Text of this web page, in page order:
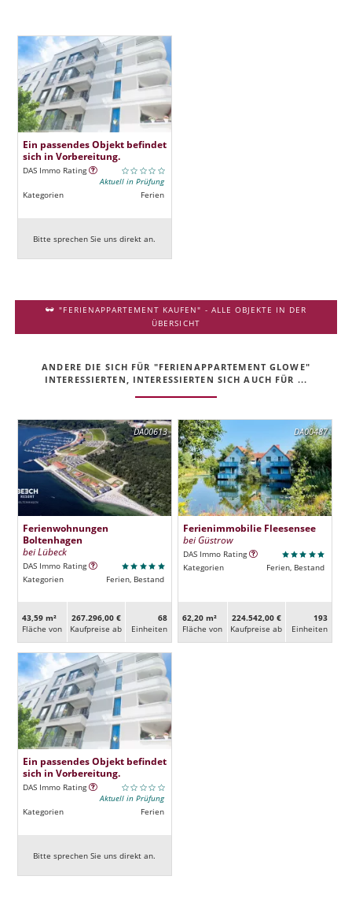
Ein passendes Objekt befindet
sich in Vorbereitung.
DAS Immo Rating
Aktuell in Prüfung
Kategorien
Ferien
Bitte sprechen Sie uns direkt an.
"FERIENAPPARTEMENT KAUFEN" - ALLE OBJEKTE IN DER
ÜBERSICHT
ANDERE DIE SICH FÜR "FERIENAPPARTEMENT GLOWE"
INTERESSIERTEN, INTERESSIERTEN SICH AUCH FÜR ...
DA00613
Ferienwohnungen
Boltenhagen
bei Lübeck
DAS Immo Rating
Kategorien
Ferien, Bestand
43,59 m²
Fläche von
267.296,00 €
Kaufpreise ab
68
Ein­heiten
DA00487
Ferienimmobilie Fleesensee
bei Güstrow
DAS Immo Rating
Kategorien
Ferien, Bestand
62,20 m²
Fläche von
224.542,00 €
Kaufpreise ab
193
Ein­heiten
Ein passendes Objekt befindet
sich in Vorbereitung.
DAS Immo Rating
Aktuell in Prüfung
Kategorien
Ferien
Bitte sprechen Sie uns direkt an.